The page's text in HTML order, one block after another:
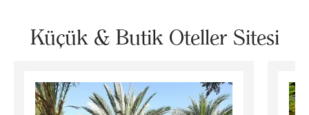
Küçük & Butik Oteller Sitesi